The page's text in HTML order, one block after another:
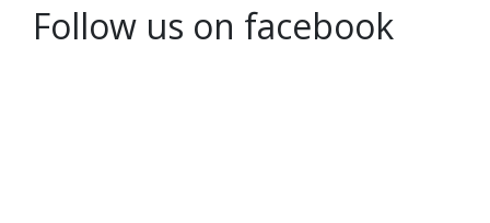
Follow us on facebook